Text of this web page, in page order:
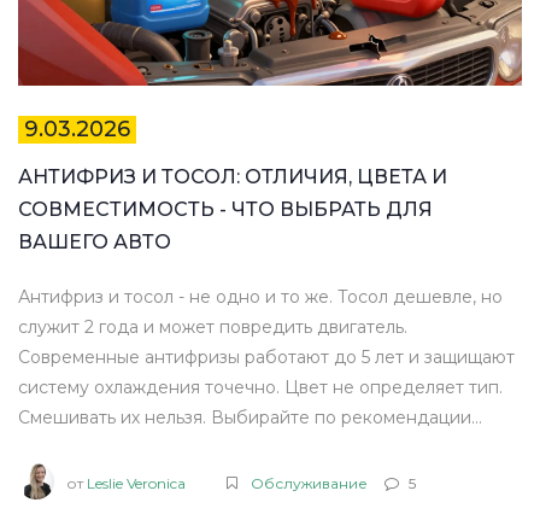
9.03.2026
АНТИФРИЗ И ТОСОЛ: ОТЛИЧИЯ, ЦВЕТА И
СОВМЕСТИМОСТЬ - ЧТО ВЫБРАТЬ ДЛЯ
ВАШЕГО АВТО
Антифриз и тосол - не одно и то же. Тосол дешевле, но
служит 2 года и может повредить двигатель.
Современные антифризы работают до 5 лет и защищают
систему охлаждения точечно. Цвет не определяет тип.
Смешивать их нельзя. Выбирайте по рекомендации
от Leslie Veronica Обслуживание 5